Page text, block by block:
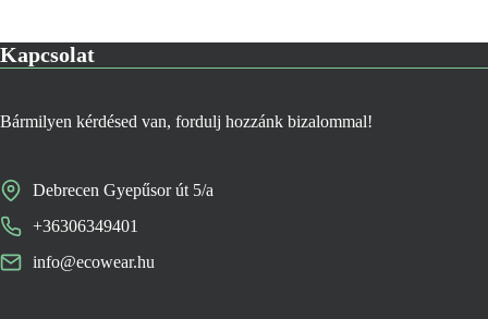
Kapcsolat
Bármilyen kérdésed van, fordulj hozzánk bizalommal!
Debrecen Gyepűsor út 5/a
+36306349401
info@ecowear.hu